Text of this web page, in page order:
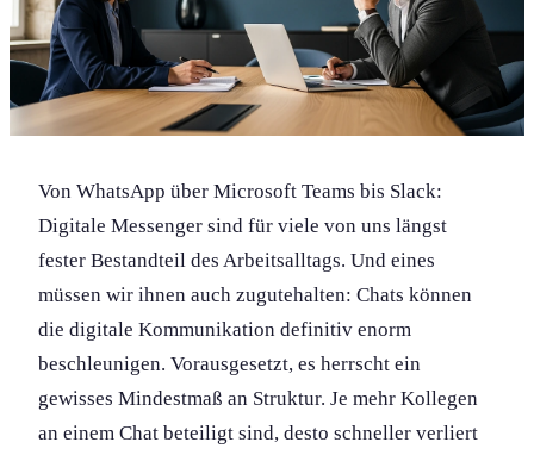
Von WhatsApp über Microsoft Teams bis Slack:
Digitale Messenger sind für viele von uns längst
fester Bestandteil des Arbeitsalltags. Und eines
müssen wir ihnen auch zugutehalten: Chats können
die digitale Kommunikation definitiv enorm
beschleunigen. Vorausgesetzt, es herrscht ein
gewisses Mindestmaß an Struktur. Je mehr Kollegen
an einem Chat beteiligt sind, desto schneller verliert